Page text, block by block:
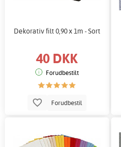
Dekorativ filt 0,90 x 1m - Sort
40 DKK
Forudbestilt
Forudbestil